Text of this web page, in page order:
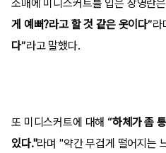
소매에 미디스커트를 입은 장영란은
게 예뻐?라고 할 것 같은 옷이다”라
다”라고 말했다.
또 미디스커트에 대해 “하체가 좀
있다."라며 "약간 무겁게 떨어지는